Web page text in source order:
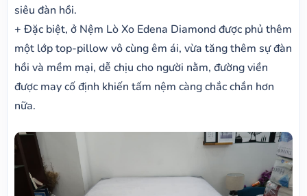
siêu đàn hồi.
+ Đặc biệt, ở Nệm Lò Xo Edena Diamond được phủ thêm
một lớp top-pillow vô cùng êm ái, vừa tăng thêm sự đàn
hồi và mềm mại, dễ chịu cho người nằm, đường viền
được may cố định khiến tấm nệm càng chắc chắn hơn
nữa.